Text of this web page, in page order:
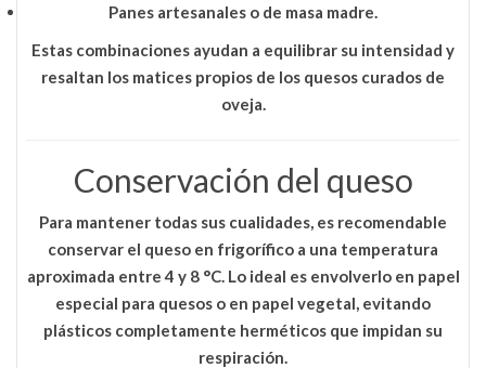
Panes artesanales o de masa madre.
Estas combinaciones ayudan a equilibrar su intensidad y
resaltan los matices propios de los quesos curados de
oveja.
Conservación del queso
Para mantener todas sus cualidades, es recomendable
conservar el queso en frigorífico a una temperatura
aproximada entre4 y 8 °C. Lo ideal es envolverlo en papel
especial para quesos o en papel vegetal, evitando
plásticos completamente herméticos que impidan su
respiración.